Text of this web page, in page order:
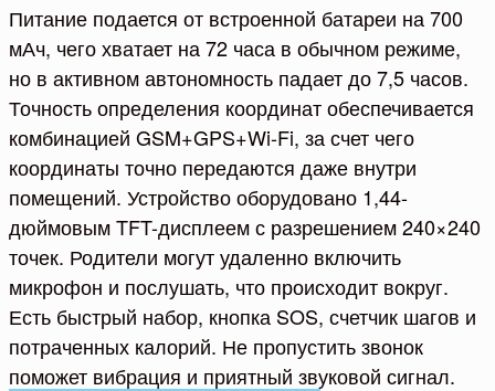
Питание подается от встроенной батареи на 700
мАч, чего хватает на 72 часа в обычном режиме,
но в активном автономность падает до 7,5 часов.
Точность определения координат обеспечивается
комбинацией GSM+GPS+Wi-Fi, за счет чего
координаты точно передаются даже внутри
помещений. Устройство оборудовано 1,44-
дюймовым TFT-дисплеем с разрешением 240×240
точек. Родители могут удаленно включить
микрофон и послушать, что происходит вокруг.
Есть быстрый набор, кнопка SOS, счетчик шагов и
потраченных калорий. Не пропустить звонок
поможет вибрация и приятный звуковой сигнал.